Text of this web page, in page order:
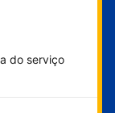
do serviço